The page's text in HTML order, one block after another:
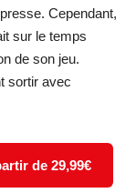
Cependant,
sur le temps
de son jeu.
sortir avec
de 29,99€